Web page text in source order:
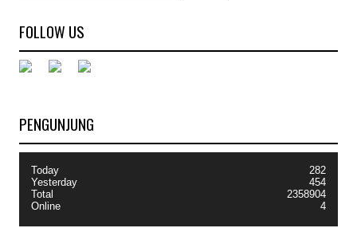
FOLLOW US
PENGUNJUNG
Today
Yesterday
Total
Online
282
454
2358904
4